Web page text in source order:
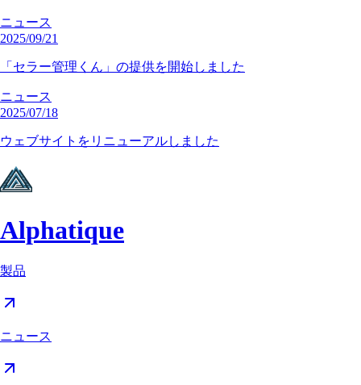
ニュース
2025/09/21
「セラー管理くん」の提供を開始しました
ニュース
2025/07/18
ウェブサイトをリニューアルしました
Alphatique
製品
ニュース